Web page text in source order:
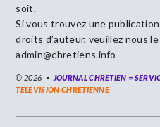
soit.
Si vous trouvez une
droits d’auteur, veuillez nous
admin@chretiens.info
© 2026 JOURNAL CHRÉTIEN =
TELEVISION CHRETIENNE